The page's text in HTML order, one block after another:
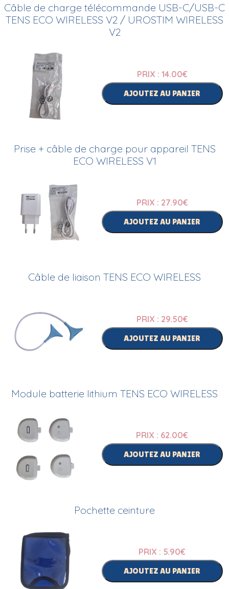
Câble de charge télécommande USB-C/USB-C
TENS ECO WIRELESS V2 / UROSTIM WIRELESS
V2
PRIX : 14.00€
AJOUTEZ AU PANIER
Prise + câble de charge pour appareil TENS
ECO WIRELESS V1
PRIX : 27.90€
AJOUTEZ AU PANIER
Câble de liaison TENS ECO WIRELESS
PRIX : 29.50€
AJOUTEZ AU PANIER
Module batterie lithium TENS ECO WIRELESS
PRIX : 62.00€
AJOUTEZ AU PANIER
Pochette ceinture
PRIX : 5.90€
AJOUTEZ AU PANIER